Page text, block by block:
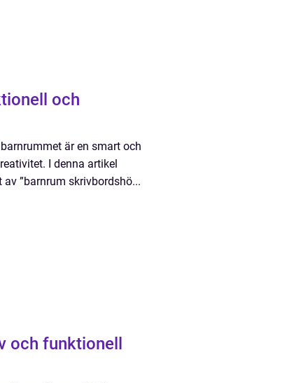
och
är en smart och
I denna artikel
”barnrum skrivbordshö...
och funktionell